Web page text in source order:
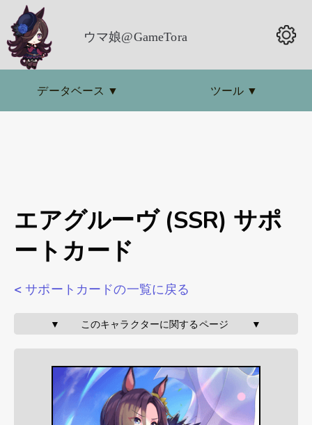
ウマ娘@GameTora
データベース ▼ ツール ▼
エアグルーヴ (SSR) サポ
ートカード
< サポートカードの一覧に戻る
▼       このキャラクターに関するページ        ▼